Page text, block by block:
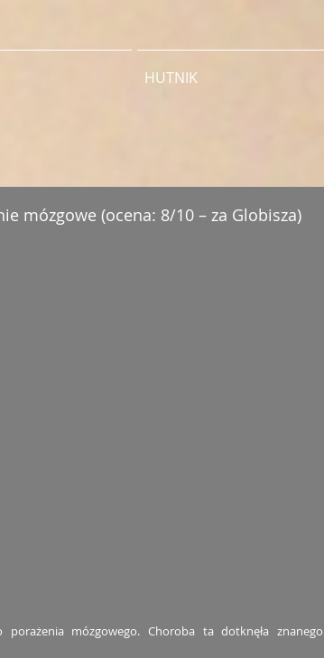
HUTNIK
mózgowe (ocena: 8/10 – za Globisza)
mózgowego. Choroba ta dotknęła znanego